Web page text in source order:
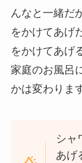
んなと一緒だ
をかけてあげ
をかけてあげ
家庭のお風呂
かは変わりま
シャ
あげ